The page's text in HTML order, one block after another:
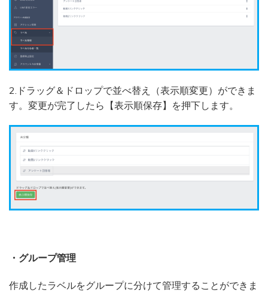
2.ドラッグ＆ドロップで並べ替え（表示順変更）ができま
す。変更が完了したら【表示順保存】を押下します。
・グループ管理
作成したラベルをグループに分けて管理することができま